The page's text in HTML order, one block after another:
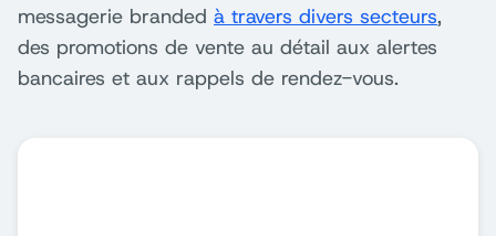
messagerie branded à travers divers secteurs,
des promotions de vente au détail aux alertes
bancaires et aux rappels de rendez-vous.